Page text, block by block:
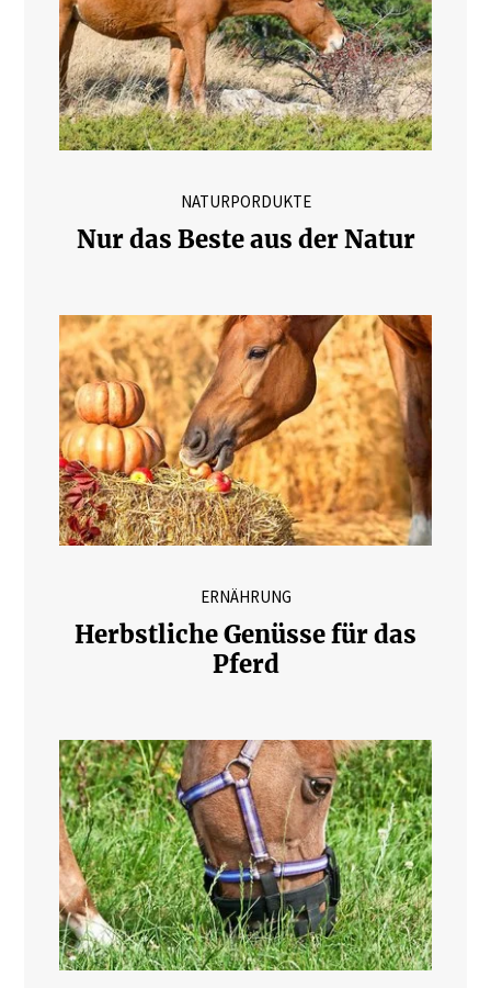
NATURPORDUKTE
Nur das Beste aus der Natur
ERNÄHRUNG
Herbstliche Genüsse für das
Pferd